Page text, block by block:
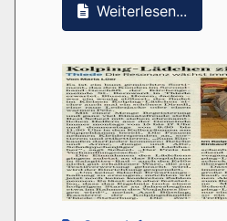
Weiterlesen...